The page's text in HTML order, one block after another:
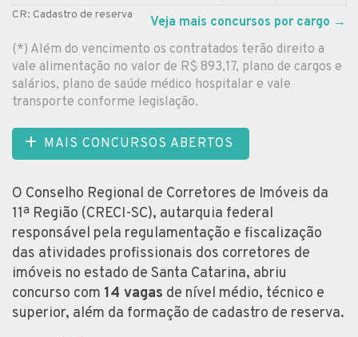
CR: Cadastro de reserva Veja mais concursos por cargo →
(*) Além do vencimento os contratados terão direito a
vale alimentação no valor de R$ 893,17, plano de cargos e
salários, plano de saúde médico hospitalar e vale
transporte conforme legislação.
MAIS CONCURSOS ABERTOS
O Conselho Regional de Corretores de Imóveis da
11ª Região (CRECI-SC), autarquia federal
responsável pela regulamentação e fiscalização
das atividades profissionais dos corretores de
imóveis no estado de Santa Catarina, abriu
concurso com 14 vagas de nível médio, técnico e
superior, além da formação de cadastro de reserva.